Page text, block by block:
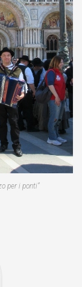
per i ponti”